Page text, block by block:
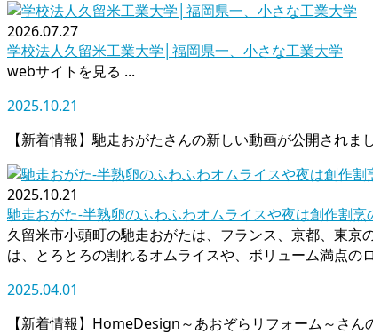
2026.07.27
学校法人久留米工業大学│福岡県一、小さな工業大学
webサイトを見る ...
2025.10.21
【新着情報】馳走おがたさんの新しい動画が公開されま
2025.10.21
馳走おがた-半熟卵のふわふわオムライスや夜は創作割
久留米市小頭町の馳走おがたは、フランス、京都、東
は、とろとろの割れるオムライスや、ボリューム満点の
2025.04.01
【新着情報】HomeDesign～あおぞらリフォーム～さ